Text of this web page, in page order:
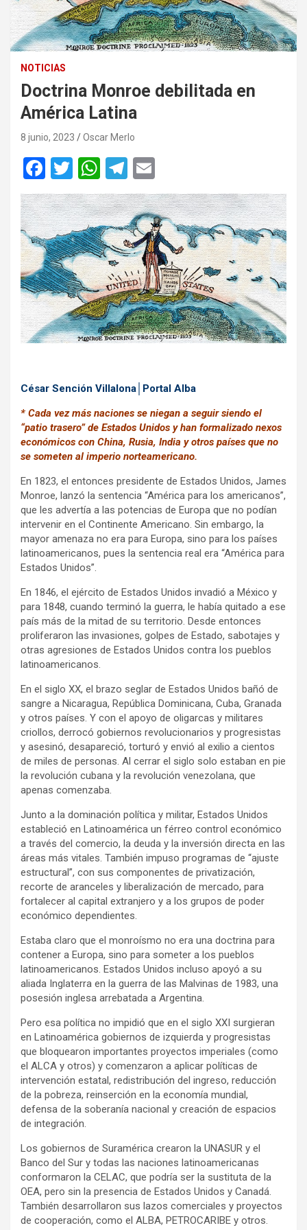
NOTICIAS
Doctrina Monroe debilitada en
América Latina
8 junio, 2023 Oscar Merlo
F
a
ce
b
o
o
k
T
wi
tt
er
W
h
at
s
A
p
p
T
el
e
gr
a
m
m
ail
César Sención Villalona│Portal Alba
* Cada vez más naciones se niegan a seguir siendo el
“patio trasero” de Estados Unidos y han formalizado nexos
económicos con China, Rusia, India y otros países que no
se someten al imperio norteamericano.
En 1823, el entonces presidente de Estados Unidos, James
Monroe, lanzó la sentencia “América para los americanos”,
que les advertía a las potencias de Europa que no podían
intervenir en el Continente Americano. Sin embargo, la
mayor amenaza no era para Europa, sino para los países
latinoamericanos, pues la sentencia real era “América para
Estados Unidos”.
En 1846, el ejército de Estados Unidos invadió a México y
para 1848, cuando terminó la guerra, le había quitado a ese
país más de la mitad de su territorio. Desde entonces
proliferaron las invasiones, golpes de Estado, sabotajes y
otras agresiones de Estados Unidos contra los pueblos
latinoamericanos.
En el siglo XX, el brazo seglar de Estados Unidos bañó de
sangre a Nicaragua, República Dominicana, Cuba, Granada
y otros países. Y con el apoyo de oligarcas y militares
criollos, derrocó gobiernos revolucionarios y progresistas
y asesinó, desapareció, torturó y envió al exilio a cientos
de miles de personas. Al cerrar el siglo solo estaban en pie
la revolución cubana y la revolución venezolana, que
apenas comenzaba.
Junto a la dominación política y militar, Estados Unidos
estableció en Latinoamérica un férreo control económico
a través del comercio, la deuda y la inversión directa en las
áreas más vitales. También impuso programas de “ajuste
estructural”, con sus componentes de privatización,
recorte de aranceles y liberalización de mercado, para
fortalecer al capital extranjero y a los grupos de poder
económico dependientes.
Estaba claro que el monroísmo no era una doctrina para
contener a Europa, sino para someter a los pueblos
latinoamericanos. Estados Unidos incluso apoyó a su
aliada Inglaterra en la guerra de las Malvinas de 1983, una
posesión inglesa arrebatada a Argentina.
Pero esa política no impidió que en el siglo XXI surgieran
en Latinoamérica gobiernos de izquierda y progresistas
que bloquearon importantes proyectos imperiales (como
el ALCA y otros) y comenzaron a aplicar políticas de
intervención estatal, redistribución del ingreso, reducción
de la pobreza, reinserción en la economía mundial,
defensa de la soberanía nacional y creación de espacios
de integración.
Los gobiernos de Suramérica crearon la UNASUR y el
Banco del Sur y todas las naciones latinoamericanas
conformaron la CELAC, que podría ser la sustituta de la
OEA, pero sin la presencia de Estados Unidos y Canadá.
También desarrollaron sus lazos comerciales y proyectos
de cooperación, como el ALBA, PETROCARIBE y otros.